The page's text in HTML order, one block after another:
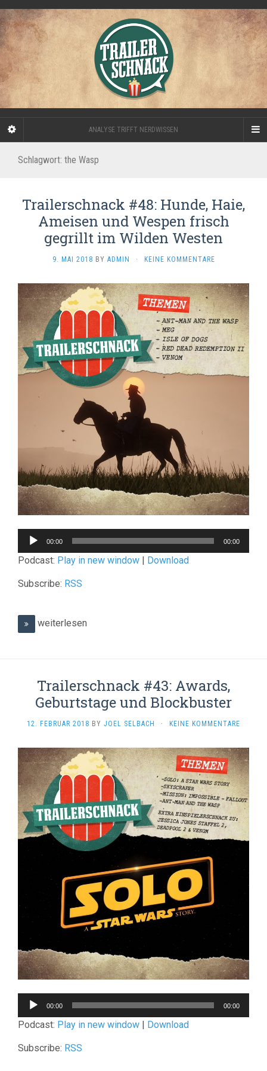
ANALYSE TRIFFT NERDWISSEN
Schlagwort: the Wasp
Trailerschnack #48: Hunde, Haie,
Ameisen und Wespen frisch
gegrillt im Wilden Westen
9. MAI 2018 BY ADMIN · KEINE KOMMENTARE
Audio-
Player
00:00 00:00
Podcast: Play in new window | Download
Subscribe: RSS
weiterlesen
Trailerschnack #43: Awards,
Geburtstage und Blockbuster
12. FEBRUAR 2018 BY JOEL SELBACH · KEINE KOMMENTARE
Audio-
Player
00:00 00:00
Podcast: Play in new window | Download
Subscribe: RSS